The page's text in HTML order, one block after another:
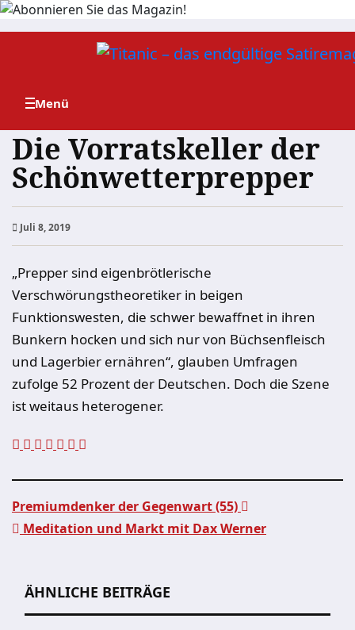
Zum
Die Vorratskeller der
Schönwetterprepper
Juli 8, 2019
„Prepper sind eigenbrötlerische
Verschwörungstheoretiker in beigen
Funktionswesten, die schwer bewaffnet in ihren
Bunkern hocken und sich nur von Büchsenfleisch
und Lagerbier ernähren“, glauben Umfragen
zufolge 52 Prozent der Deutschen. Doch die Szene
ist weitaus heterogener.
Premiumdenker der Gegenwart (55)
Meditation und Markt mit Dax Werner
ÄHNLICHE BEITRÄGE